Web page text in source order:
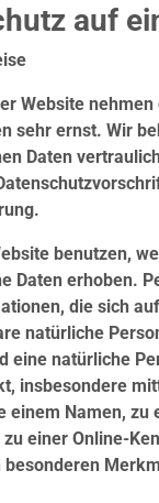
auf
Website
sehr ernst. Wir
Daten
benutzen,
Daten erhoben.
die sich
natürliche
eine natürliche
insbesondere
einem Namen, zu
einer Online-
besonderen